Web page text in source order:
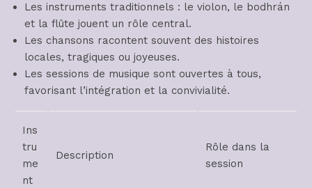
Les instruments traditionnels : le violon, le bodhrán
et la flûte jouent un rôle central.
Les chansons racontent souvent des histoires
locales, tragiques ou joyeuses.
Les sessions de musique sont ouvertes à tous,
favorisant l’intégration et la convivialité.
Ins
tru
me
nt
Description
Rôle dans la
session